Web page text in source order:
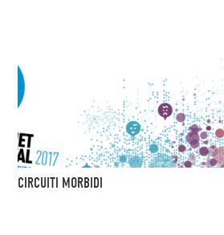
CIRCUITI MORBIDI